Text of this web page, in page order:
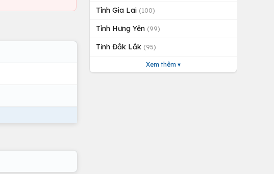
Tỉnh Gia Lai (100)
Tỉnh Hưng Yên (99)
Tỉnh Đắk Lắk (95)
Xem thêm ▾